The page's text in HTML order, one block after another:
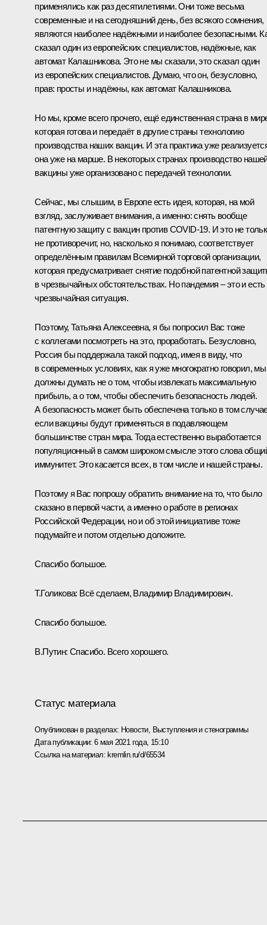
применялись как раз десятилетиями. Они тоже весьма
современные и на сегодняшний день, без всякого сомнения,
являются наиболее надёжными и наиболее безопасными.
сказал один из европейских специалистов, надёжные, как
автомат Калашникова. Это не мы сказали, это сказал один
из европейских специалистов. Думаю, что он, безусловно,
прав: просты и надёжны, как автомат Калашникова.
Но мы, кроме всего прочего, ещё единственная страна в
которая готова и передаёт в другие страны технологию
производства наших вакцин. И эта практика уже
она уже на марше. В некоторых странах производство
вакцины уже организовано с передачей технологии.
Сейчас, мы слышим, в Европе есть идея, которая, на мой
взгляд, заслуживает внимания, а именно: снять вообще
патентную защиту с вакцин против COVID-19. И это не
не противоречит, но, насколько я понимаю, соответствует
определённым правилам Всемирной торговой организации,
которая предусматривает снятие подобной патентной
в чрезвычайных обстоятельствах. Но пандемия – это и есть
чрезвычайная ситуация.
Поэтому, Татьяна Алексеевна, я бы попросил Вас тоже
с коллегами посмотреть на это, проработать. Безусловно,
Россия бы поддержала такой подход, имея в виду, что
в современных условиях, как я уже многократно говорил, мы
должны думать не о том, чтобы извлекать максимальную
прибыль, а о том, чтобы обеспечить безопасность людей.
А безопасность может быть обеспечена только в том
если вакцины будут применяться в подавляющем
большинстве стран мира. Тогда естественно выработается
популяционный в самом широком смысле этого слова
иммунитет. Это касается всех, в том числе и нашей страны.
Поэтому я Вас попрошу обратить внимание на то, что было
сказано в первой части, а именно о работе в регионах
Российской Федерации, но и об этой инициативе тоже
подумайте и потом отдельно доложите.
Спасибо большое.
Т.Голикова: Всё сделаем, Владимир Владимирович.
Спасибо большое.
В.Путин: Спасибо. Всего хорошего.
Статус материала
Опубликован в разделах: Новости, Выступления и стенограммы
Дата публикации:6 мая 2021 года, 15:10
Ссылка на материал: kremlin.ru/d/65534